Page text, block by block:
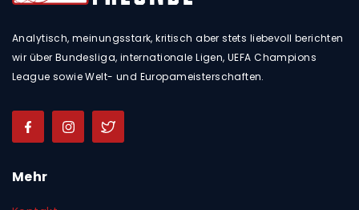
Analytisch, meinungsstark, kritisch aber stets liebevoll berichten
wir über Bundesliga, internationale Ligen, UEFA Champions
League sowie Welt- und Europameisterschaften.
Mehr